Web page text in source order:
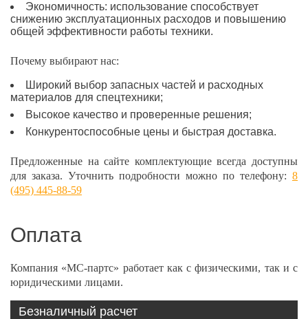
Экономичность: использование способствует
снижению эксплуатационных расходов и повышению
общей эффективности работы техники.
Почему выбирают нас:
Широкий выбор запасных частей и расходных
материалов для спецтехники;
Высокое качество и проверенные решения;
Конкурентоспособные цены и быстрая доставка.
Предложенные на сайте комплектующие всегда доступны
для заказа. Уточнить подробности можно по телефону: 8
(495) 445-88-59
Оплата
Компания «МС-партс» работает как с физическими, так и с
юридическими лицами.
Безналичный расчет